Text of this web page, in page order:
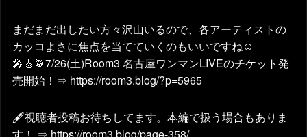
まだまだ出したい方々沢山いるので、各アーティストの
カッコよさに焦点を当てていくのもいいですね☺
🎤🎸🥁7/26(土)Room3 名古屋ワンマンLIVEのチケット発
売開始！⇒ https://room3.blog/?p=5965
🖋視聴者投稿お待ちしてます。本編で扱う場合もありま
す！ ⇒ https://room3.blog/page-358/